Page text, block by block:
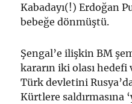
Kabadayı(!) Erdoğan
bebeğe dönmüştü.
Şengal’e ilişkin BM
kararın iki olası
Türk devletini
Kürtlere saldırmasına